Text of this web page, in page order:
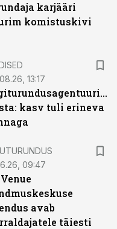
karjääri
komistuskivi
13:17
kasv tuli erineva
09:47
avab
täiesti